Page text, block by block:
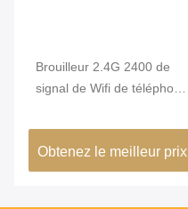
Brouilleur 2.4G 2400 de
signal de Wifi de téléphone
rayon d'interférence
Obtenez le meilleur prix